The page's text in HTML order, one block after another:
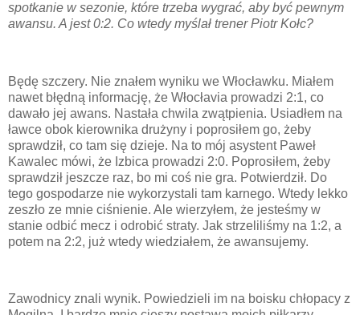
spotkanie w sezonie, które trzeba wygrać, aby być pewnym
awansu. A jest 0:2. Co wtedy myślał trener Piotr Kołc?
Będę szczery. Nie znałem wyniku we Włocławku. Miałem
nawet błędną informację, że Włocłavia prowadzi 2:1, co
dawało jej awans. Nastała chwila zwątpienia. Usiadłem na
ławce obok kierownika drużyny i poprosiłem go, żeby
sprawdził, co tam się dzieje. Na to mój asystent Paweł
Kawalec mówi, że Izbica prowadzi 2:0. Poprosiłem, żeby
sprawdził jeszcze raz, bo mi coś nie gra. Potwierdził. Do
tego gospodarze nie wykorzystali tam karnego. Wtedy lekko
zeszło ze mnie ciśnienie. Ale wierzyłem, że jesteśmy w
stanie odbić mecz i odrobić straty. Jak strzeliliśmy na 1:2, a
potem na 2:2, już wtedy wiedziałem, że awansujemy.
Zawodnicy znali wynik. Powiedzieli im na boisku chłopacy z